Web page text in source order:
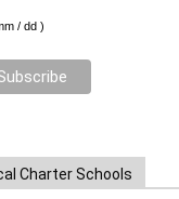
/ dd )
Charter Schools